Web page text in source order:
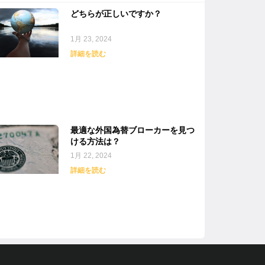
どちらが正しいですか？
1月 23, 2024
詳細を読む
最適な外国為替ブローカーを見つ
ける方法は？
1月 22, 2024
詳細を読む